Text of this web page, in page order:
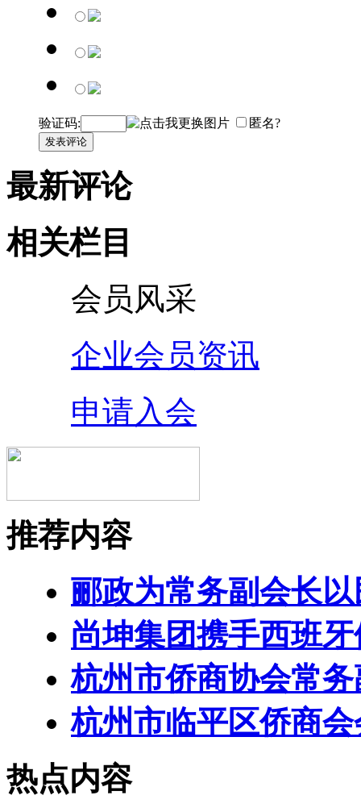
验证码: 匿名?
发表评论
最新评论
相关栏目
会员风采
企业会员资讯
申请入会
推荐内容
郦政为常务副会长
尚坤集团携手西班
杭州市侨商协会常
杭州市临平区侨商
热点内容